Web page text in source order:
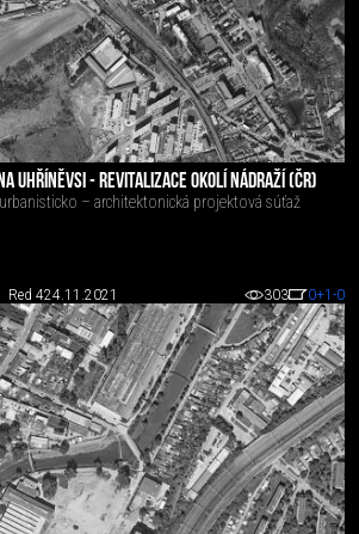
UHŘÍNĚVSI - REVITALIZACE OKOLÍ NÁDRAŽÍ (ČR)
– architektonická projektová súťaž
Red 424.11.2021 303 0+1 -0